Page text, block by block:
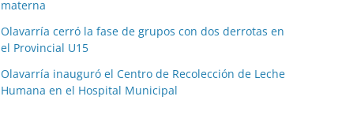
materna
Olavarría cerró la fase de grupos con dos derrotas en
el Provincial U15
Olavarría inauguró el Centro de Recolección de Leche
Humana en el Hospital Municipal